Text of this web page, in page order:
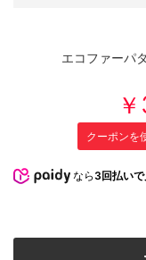
エコファーパ
クーポンを
なら 3回払い